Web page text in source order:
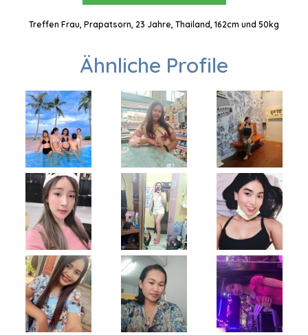
Treffen Frau, Prapatsorn, 23 Jahre, Thailand, 162cm und 50kg
Ähnliche Profile